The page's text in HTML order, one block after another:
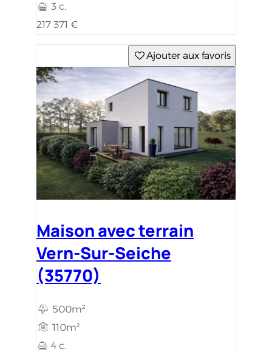
3 c.
217 371 €
Ajouter aux favoris
Maison avec terrain
Vern-Sur-Seiche
(35770)
500m²
110m²
4 c.